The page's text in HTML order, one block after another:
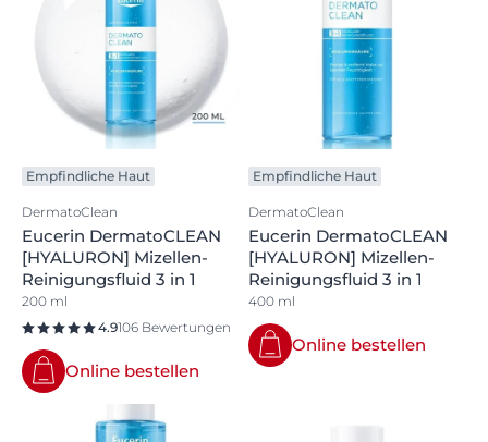
Empfindliche Haut
DermatoClean
Eucerin DermatoCLEAN
[HYALURON] Mizellen-
Reinigungsfluid 3 in 1
200 ml
4.9106 Bewertungen
Online bestellen
Empfindliche Haut
DermatoClean
Eucerin DermatoCLEAN
[HYALURON] Mizellen-
Reinigungsfluid 3 in 1
400 ml
Online bestellen